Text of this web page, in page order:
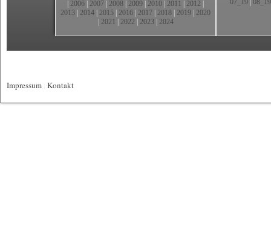
2006 2007 2008 2009 2010 2011 2012
2013 2014 2015 2016 2017 2018 2019 2020
2021 2022 2023| 2024
07_19 08_19
Impressum Kontakt